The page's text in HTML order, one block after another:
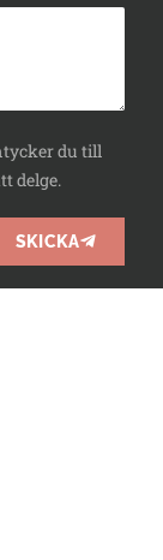
du till
delge.
SKICKA